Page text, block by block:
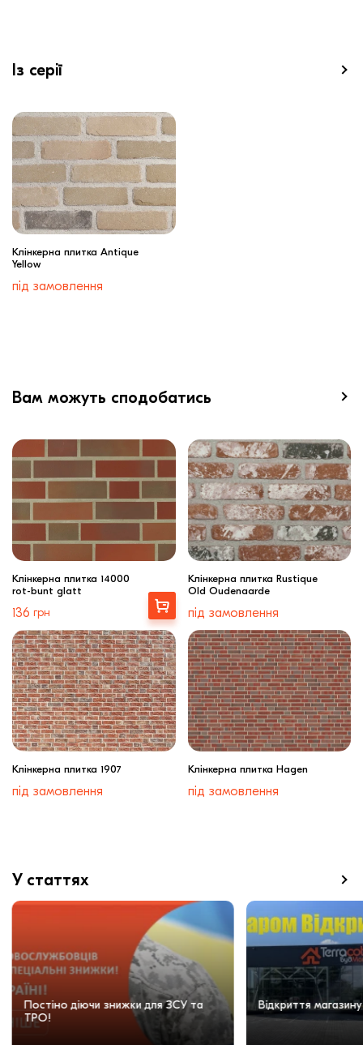
Із серії
Клінкерна плитка Antique
Yellow
під замовлення
Вам можуть сподобатись
Клінкерна плитка 14000
rot-bunt glatt
136 грн
Вибрати
Клінкерна плитка Rustique
Old Oudenaarde
під замовлення
Клінкерна плитка 1907
під замовлення
Клінкерна плитка Hagen
під замовлення
У статтях
Постіно діючи знижки для ЗСУ та
ТРО!
Відкриття магазину